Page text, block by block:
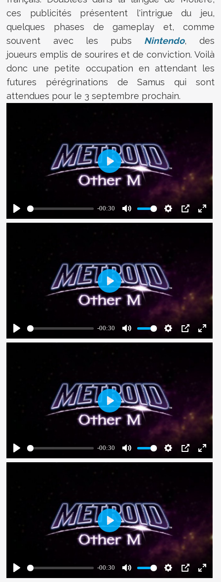
ces publicités présentent l'intrigue du jeu,
quelques phases de gameplay et, comme
souvent avec les pubs Nintendo, des
joueurs emplis de sourires et de conviction. Voilà
donc une petite occupation en attendant les
futures pérégrinations de Samus qui sont
attendues pour le 3 septembre prochain.